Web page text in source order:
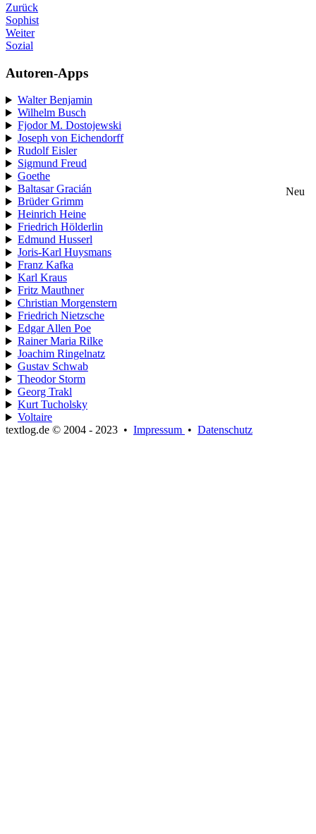
Zurück
Sophist
Weiter
Sozial
Autoren-Apps
Walter Benjamin
Wilhelm Busch
Fjodor M. Dostojewski
Joseph von Eichendorff
Rudolf Eisler
Sigmund Freud
Goethe
Baltasar Gracián
Neu
Brüder Grimm
Heinrich Heine
Friedrich Hölderlin
Edmund Husserl
Joris-Karl Huysmans
Franz Kafka
Karl Kraus
Fritz Mauthner
Christian Morgenstern
Friedrich Nietzsche
Edgar Allen Poe
Rainer Maria Rilke
Joachim Ringelnatz
Gustav Schwab
Theodor Storm
Georg Trakl
Kurt Tucholsky
Voltaire
textlog.de © 2004 - 2023 • Impressum • Datenschutz